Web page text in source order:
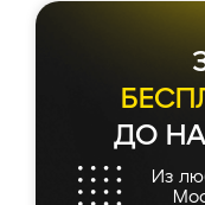
ДО
Из